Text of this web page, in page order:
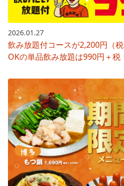
2026.01.27
飲み放題付コースが2,200円（
OKの単品飲み放題は990円＋税